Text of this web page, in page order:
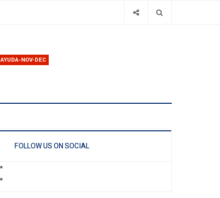
AYUDA-NOV-DEC
FOLLOW US ON SOCIAL